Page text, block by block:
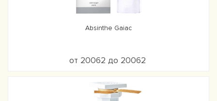
Absinthe Gaiac
от 20062 до 20062